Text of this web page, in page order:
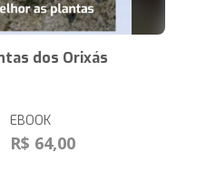
dos Orixás
EBOOK
R$ 64,00